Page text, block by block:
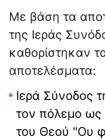
Με βάση τα
της Ιεράς
καθορίστηκαν
αποτελέσματα:
Ιερά Σύνοδος
τον πόλεμο ως
του Θεού "Ου